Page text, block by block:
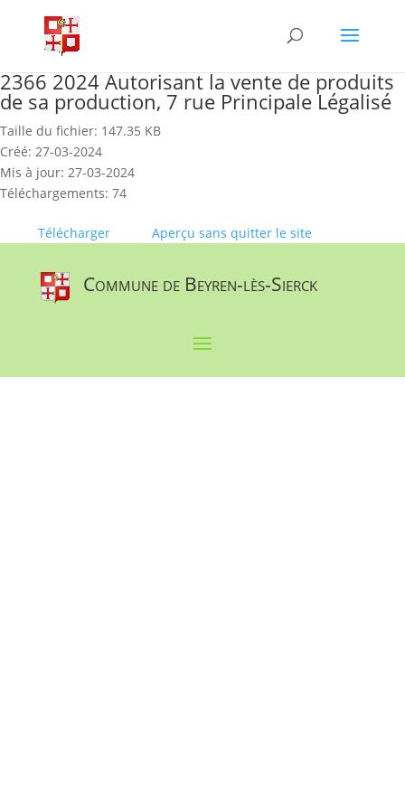
content
2366 2024 Autorisant la vente de produits
de sa production, 7 rue Principale Légalisé
Taille du fichier: 147.35 KB
Créé: 27-03-2024
Mis à jour: 27-03-2024
Téléchargements: 74
Télécharger Aperçu sans quitter le site
Commune de Beyren-lès-Sierck